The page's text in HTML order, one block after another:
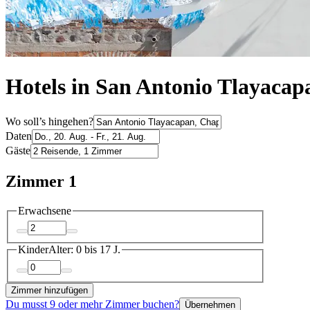
Hotels in San Antonio
Wo soll’s hingehen?
Daten
Gäste
Zimmer 1
Erwachsene
KinderAlter: 0 bis 17 J.
Zimmer hinzufügen
Du musst 9 oder mehr Zimmer buchen? Übernehmen